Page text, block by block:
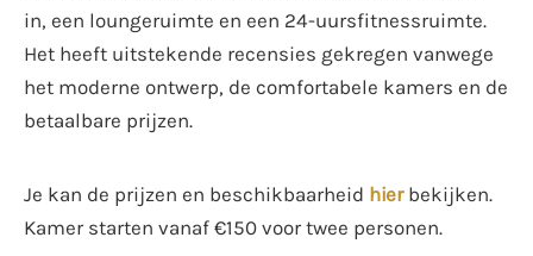
in, een loungeruimte en een 24-uursfitnessruimte.
Het heeft uitstekende recensies gekregen vanwege
het moderne ontwerp, de comfortabele kamers en de
betaalbare prijzen.
Je kan de prijzen en beschikbaarheid hierbekijken.
Kamer starten vanaf €150 voor twee personen.